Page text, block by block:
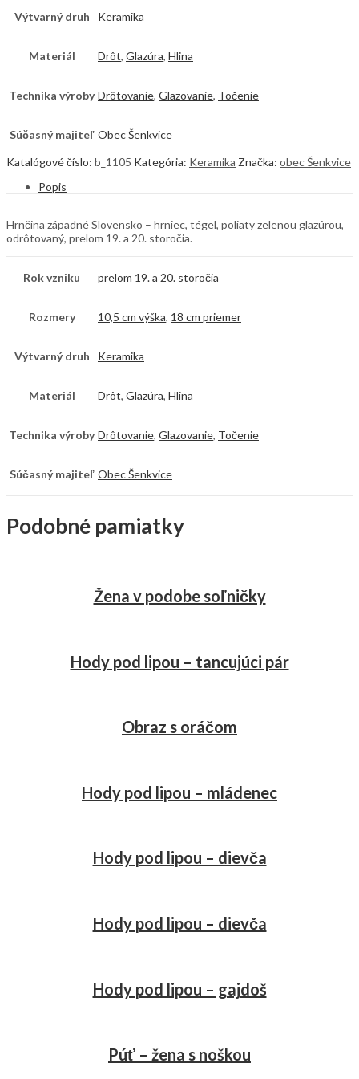
Výtvarný druh Keramika
Materiál Drôt, Glazúra, Hlina
Technika výroby Drôtovanie, Glazovanie, Točenie
Súčasný majiteľ Obec Šenkvice
Katalógové číslo: b_1105 Kategória: Keramika Značka: obec Šenkvice
Popis
Hrnčina západné Slovensko – hrniec, tégel, poliaty zelenou glazúrou,
odrôtovaný, prelom 19. a 20. storočia.
Rok vzniku prelom 19. a 20. storočia
Rozmery 10,5 cm výška, 18 cm priemer
Výtvarný druh Keramika
Materiál Drôt, Glazúra, Hlina
Technika výroby Drôtovanie, Glazovanie, Točenie
Súčasný majiteľ Obec Šenkvice
Podobné pamiatky
Žena v podobe soľničky
Hody pod lipou – tancujúci pár
Obraz s oráčom
Hody pod lipou – mládenec
Hody pod lipou – dievča
Hody pod lipou – dievča
Hody pod lipou – gajdoš
Púť – žena s noškou